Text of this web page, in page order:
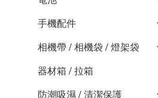
手機配件
相機帶 / 相機袋 / 燈架袋
器材箱 / 拉箱
防潮吸濕 / 清潔保護